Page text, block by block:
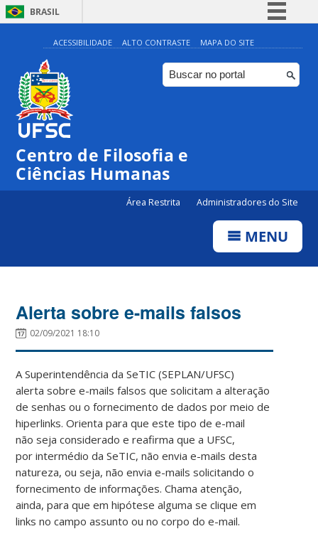
BRASIL
Simplifique!
Comunica BR
Participe
ACESSIBILIDADE ALTO CONTRASTE MAPA DO SITE
Centro de Filosofia e
Ciências Humanas
Área Restrita Administradores do Site
MENU
Alerta sobre e-mails falsos
02/09/2021 18:10
A Superintendência da SeTIC (SEPLAN/UFSC)
alerta sobre e-mails falsos que solicitam a alteração
de senhas ou o fornecimento de dados por meio de
hiperlinks. Orienta para que este tipo de e-mail
não seja considerado e reafirma que a UFSC,
por intermédio da SeTIC, não envia e-mails desta
natureza, ou seja, não envia e-mails solicitando o
fornecimento de informações. Chama atenção,
ainda, para que em hipótese alguma se clique em
links no campo assunto ou no corpo do e-mail.